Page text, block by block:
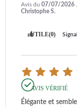
Avis du 07/07/2026
Christophe S.
UTILE(0)
AVIS VÉRIFIÉ
Élégante et